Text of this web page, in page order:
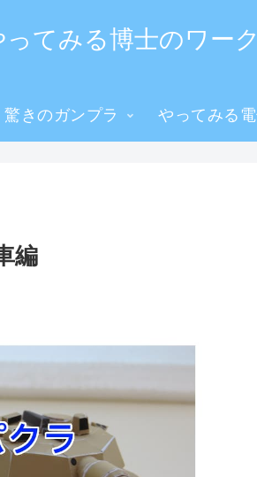
てみる博士のワー
驚きのガンプラ やってみる
編